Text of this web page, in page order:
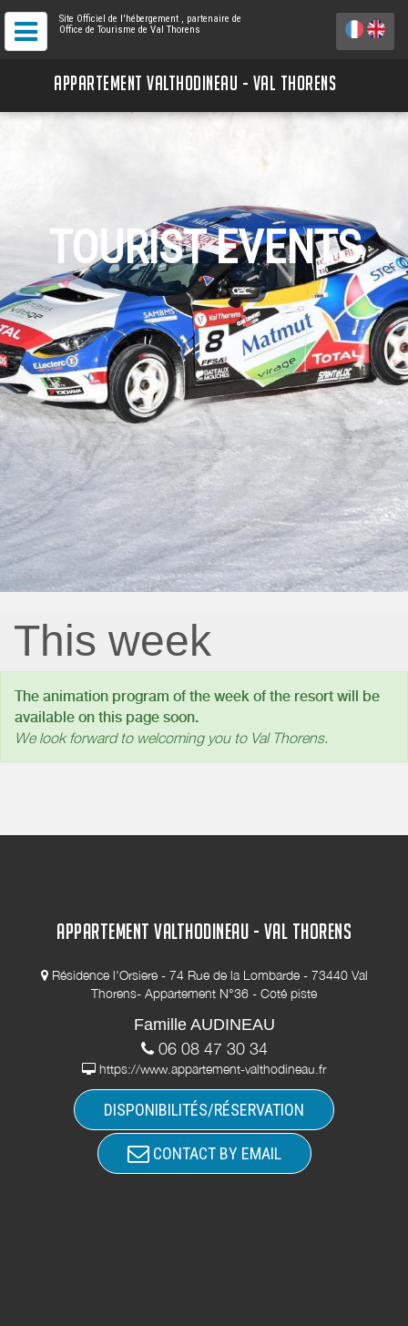
Site Officiel de l'hébergement , partenaire de
Office de Tourisme de Val Thorens
APPARTEMENT VALTHODINEAU - VAL THORENS
TOURIST EVENTS
This week
The animation program of the week of the resort will be
available on this page soon.
We look forward to welcoming you to Val Thorens.
APPARTEMENT VALTHODINEAU - VAL THORENS
Résidence l'Orsiere - 74 Rue de la Lombarde - 73440 Val
Thorens- Appartement N°36 - Coté piste
Famille AUDINEAU
06 08 47 30 34
https://www.appartement-valthodineau.fr
DISPONIBILITÉS/RÉSERVATION
CONTACT BY EMAIL